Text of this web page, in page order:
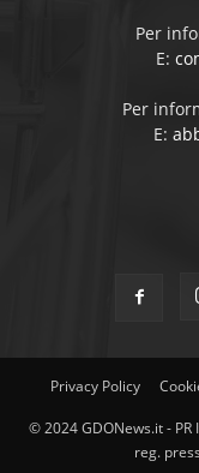
Per
E:
Per
E:
Privacy Policy
© 2024 GDONews.it - PR
reg.